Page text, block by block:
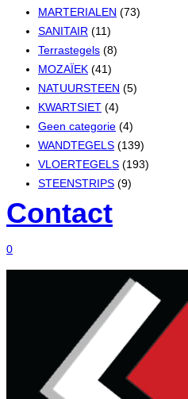
MARTERIALEN (73)
SANITAIR (11)
Terrastegels (8)
MOZAÏEK (41)
NATUURSTEEN (5)
KWARTSIET (4)
Geen categorie (4)
WANDTEGELS (139)
VLOERTEGELS (193)
STEENSTRIPS (9)
Contact
0